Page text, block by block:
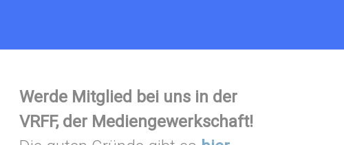
Werde Mitglied bei uns in der
VRFF, der Mediengewerkschaft!